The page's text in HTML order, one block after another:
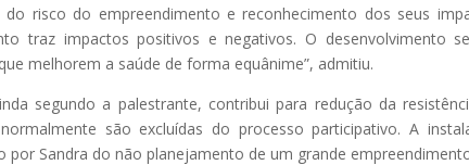
do risco do empreendimento e reconhecimento dos seus
traz impactos positivos e negativos. O desenvolvimento
melhorem a saúde de forma equânime”, admitiu.
segundo a palestrante, contribui para redução da
são excluídas do processo participativo. A
por Sandra do não planejamento de um grande